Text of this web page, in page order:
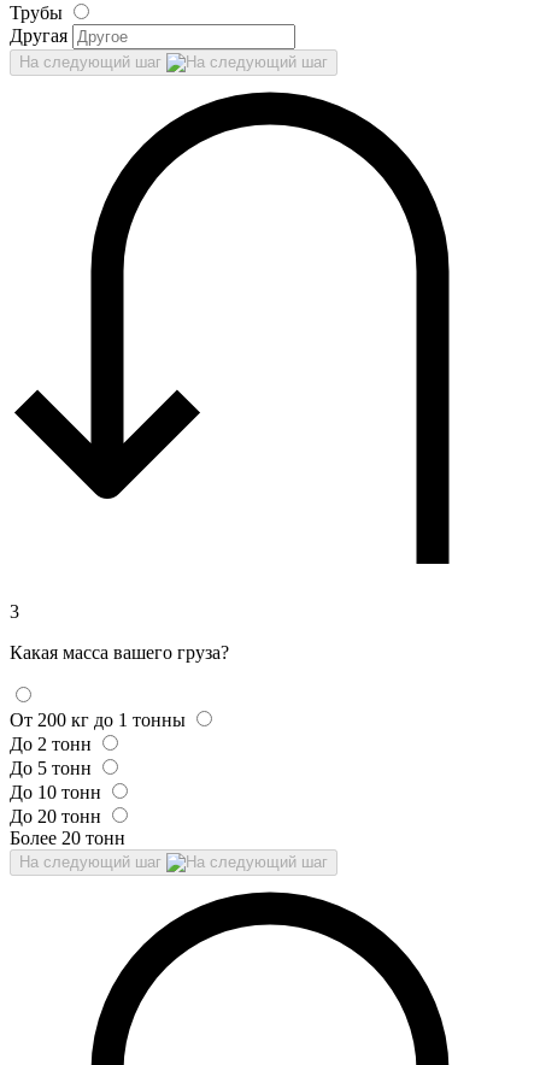
Трубы
Другая
На следующий шаг
3
Какая масса вашего груза?
От 200 кг до 1 тонны
До 2 тонн
До 5 тонн
До 10 тонн
До 20 тонн
Более 20 тонн
На следующий шаг